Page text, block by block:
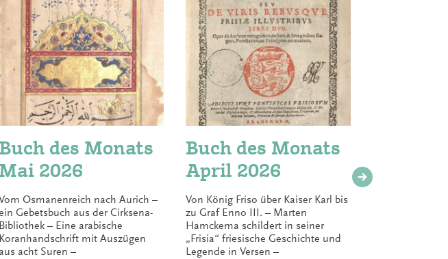
des Monats
Mai 2026
Osmanenreich nach Aurich –
Gebetsbuch aus der Cirksena-
Bibliothek – Eine arabische
Koranhandschrift mit Auszügen
aus acht Suren –
Buch des Monats
April 2026
Von König Friso über Kaiser Karl bis
zu Graf Enno III. – Marten
Hamckema schildert in seiner
„Frisia“ friesische Geschichte und
Legende in Versen –